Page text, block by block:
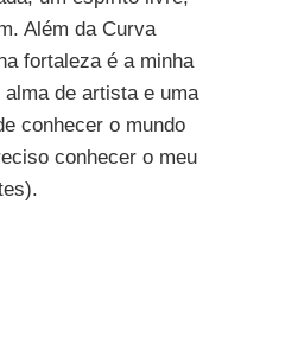
Além da Curva
fortaleza é a minha
alma de artista e uma
conhecer o mundo
conhecer o meu